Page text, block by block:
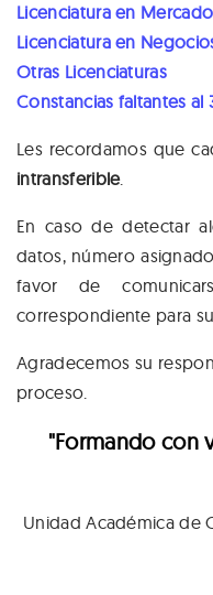
Licenciatura en
Licenciatura en
Otras Licenciaturas
Constancias faltantes al
Les recordamos que
intransferible.
En caso de detectar
datos, número
favor de
correspondiente para
Agradecemos su
proceso.
"Formando con
Unidad Académica de